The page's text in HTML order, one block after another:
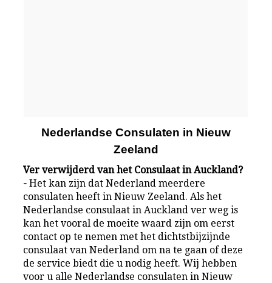
Nederlandse Consulaten in Nieuw
Zeeland
Ver verwijderd van het Consulaat in Auckland?
-Het kan zijn dat Nederland meerdere
consulaten heeft in Nieuw Zeeland. Als het
Nederlandse consulaat in Auckland ver weg is
kan het vooral de moeite waard zijn om eerst
contact op te nemen met het dichtstbijzijnde
consulaat van Nederland om na te gaan of deze
de service biedt die u nodig heeft. Wij hebben
voor u alle Nederlandse consulaten in Nieuw